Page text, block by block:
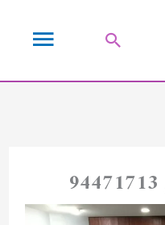
القائمة
البحث